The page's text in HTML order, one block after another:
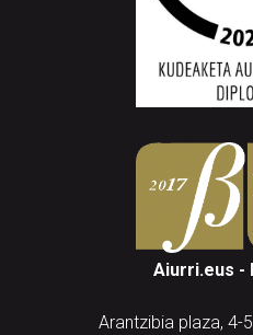
Aiurri.eus -
Arantzibia plaza, 4-